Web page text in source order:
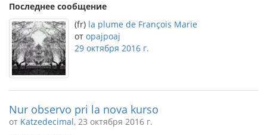
Последнее сообщение
(fr) la plume de François Marie
от opajpoaj
29 октября 2016 г.
Nur observo pri la nova kurso
от Katzedecimal, 23 октября 2016 г.